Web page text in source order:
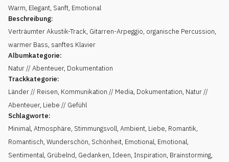
Warm, Elegant, Sanft, Emotional
Beschreibung:
Verträumter Akustik-Track, Gitarren-Arpeggio, organische Percussion,
warmer Bass, sanftes Klavier
Albumkategorie:
Natur // Abenteuer, Dokumentation
Trackkategorie:
Länder // Reisen, Kommunikation // Media, Dokumentation, Natur //
Abenteuer, Liebe // Gefühl
Schlagworte:
Minimal, Atmosphäre, Stimmungsvoll, Ambient, Liebe, Romantik,
Romantisch, Wunderschön, Schönheit, Emotional, Emotional,
Sentimental, Grübelnd, Gedanken, Ideen, Inspiration, Brainstorming,